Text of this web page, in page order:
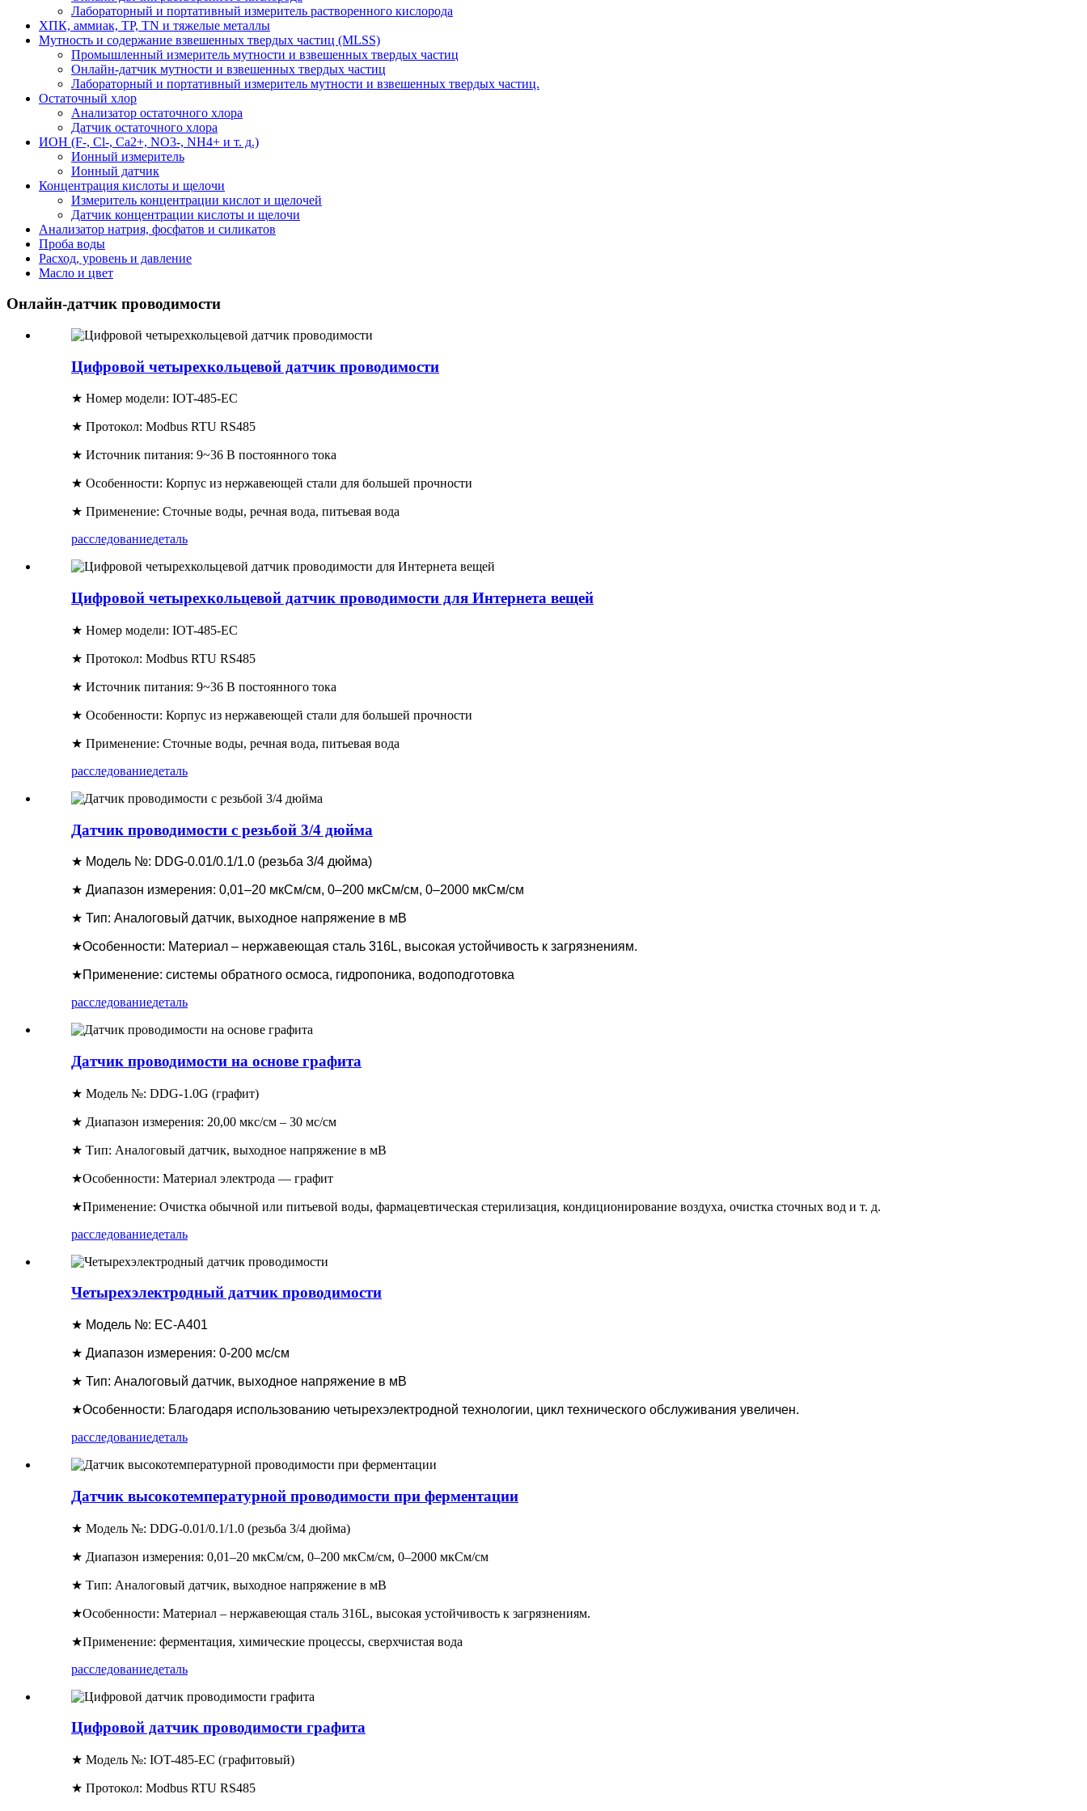
Лабораторный и портативный измеритель растворенного кислорода
ХПК, аммиак, TP, TN и тяжелые металлы
Мутность и содержание взвешенных твердых частиц (MLSS)
Промышленный измеритель мутности и взвешенных твердых частиц
Онлайн-датчик мутности и взвешенных твердых частиц
Лабораторный и портативный измеритель мутности и взвешенных твердых частиц.
Остаточный хлор
Анализатор остаточного хлора
Датчик остаточного хлора
ИОН (F-, Cl-, Ca2+, NO3-, NH4+ и т. д.)
Ионный измеритель
Ионный датчик
Концентрация кислоты и щелочи
Измеритель концентрации кислот и щелочей
Датчик концентрации кислоты и щелочи
Анализатор натрия, фосфатов и силикатов
Проба воды
Расход, уровень и давление
Масло и цвет
Онлайн-датчик проводимости
Цифровой четырехкольцевой датчик проводимости
★ Номер модели: IOT-485-EC
★ Протокол: Modbus RTU RS485
★ Источник питания: 9~36 В постоянного тока
★ Особенности: Корпус из нержавеющей стали для большей прочности
★ Применение: Сточные воды, речная вода, питьевая вода
расследованиедеталь
Цифровой четырехкольцевой датчик проводимости для Интернета вещей
★ Номер модели: IOT-485-EC
★ Протокол: Modbus RTU RS485
★ Источник питания: 9~36 В постоянного тока
★ Особенности: Корпус из нержавеющей стали для большей прочности
★ Применение: Сточные воды, речная вода, питьевая вода
расследованиедеталь
Датчик проводимости с резьбой 3/4 дюйма
★ Модель №: DDG-0.01/0.1/1.0 (резьба 3/4 дюйма)
★ Диапазон измерения: 0,01–20 мкСм/см, 0–200 мкСм/см, 0–2000 мкСм/см
★ Тип: Аналоговый датчик, выходное напряжение в мВ
★Особенности: Материал – нержавеющая сталь 316L, высокая устойчивость к загрязнениям.
★Применение: системы обратного осмоса, гидропоника, водоподготовка
расследованиедеталь
Датчик проводимости на основе графита
★ Модель №: DDG-1.0G (графит)
★ Диапазон измерения: 20,00 мкс/см – 30 мс/см
★ Тип: Аналоговый датчик, выходное напряжение в мВ
★Особенности: Материал электрода — графит
★Применение: Очистка обычной или питьевой воды, фармацевтическая стерилизация, кондиционирование воздуха, очистка сточных вод и т. д.
расследованиедеталь
Четырехэлектродный датчик проводимости
★ Модель №: EC-A401
★ Диапазон измерения: 0-200 мс/см
★ Тип: Аналоговый датчик, выходное напряжение в мВ
★Особенности: Благодаря использованию четырехэлектродной технологии, цикл технического обслуживания увеличен.
расследованиедеталь
Датчик высокотемпературной проводимости при ферментации
★ Модель №: DDG-0.01/0.1/1.0 (резьба 3/4 дюйма)
★ Диапазон измерения: 0,01–20 мкСм/см, 0–200 мкСм/см, 0–2000 мкСм/см
★ Тип: Аналоговый датчик, выходное напряжение в мВ
★Особенности: Материал – нержавеющая сталь 316L, высокая устойчивость к загрязнениям.
★Применение: ферментация, химические процессы, сверхчистая вода
расследованиедеталь
Цифровой датчик проводимости графита
★ Модель №: IOT-485-EC (графитовый)
★ Протокол: Modbus RTU RS485